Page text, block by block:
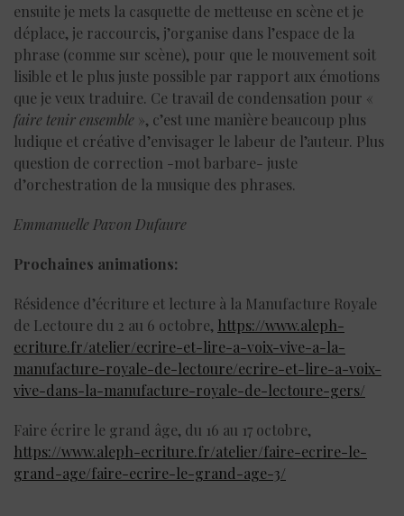
ensuite je mets la casquette de metteuse en scène et je
déplace, je raccourcis, j’organise dans l’espace de la
phrase (comme sur scène), pour que le mouvement soit
lisible et le plus juste possible par rapport aux émotions
que je veux traduire. Ce travail de condensation pour «
faire tenir ensemble », c’est une manière beaucoup plus
ludique et créative d’envisager le labeur de l’auteur. Plus
question de correction -mot barbare- juste
d’orchestration de la musique des phrases.
Emmanuelle Pavon Dufaure
Prochaines animations:
Résidence d’écriture et lecture à la Manufacture Royale
de Lectoure du 2 au 6 octobre, https://www.aleph-
ecriture.fr/atelier/ecrire-et-lire-a-voix-vive-a-la-
manufacture-royale-de-lectoure/ecrire-et-lire-a-voix-
vive-dans-la-manufacture-royale-de-lectoure-gers/
Faire écrire le grand âge, du 16 au 17 octobre,
https://www.aleph-ecriture.fr/atelier/faire-ecrire-le-
grand-age/faire-ecrire-le-grand-age-3/